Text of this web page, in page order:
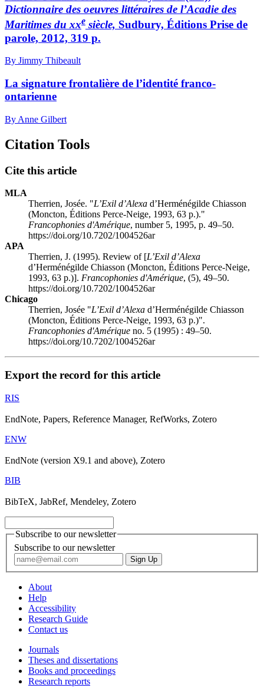
Dictionnaire des oeuvres littéraires de l’Acadie des
Maritimes duxxe siècle, Sudbury, Éditions Prise de
parole, 2012, 319 p.
By Jimmy Thibeault
La signature frontalière de l’identité franco-
ontarienne
By Anne Gilbert
Citation Tools
Cite this article
MLA
Therrien, Josée. "L’Exil d’Alexa d’Herménégilde Chiasson
(Moncton, Éditions Perce-Neige, 1993, 63 p.)."
Francophonies d'Amérique, number 5, 1995, p. 49–50.
https://doi.org/10.7202/1004526ar
APA
Therrien, J. (1995). Review of [L’Exil d’Alexa
d’Herménégilde Chiasson (Moncton, Éditions Perce-Neige,
1993, 63 p.)]. Francophonies d'Amérique, (5), 49–50.
https://doi.org/10.7202/1004526ar
Chicago
Therrien, Josée "L’Exil d’Alexa d’Herménégilde Chiasson
(Moncton, Éditions Perce-Neige, 1993, 63 p.)".
Francophonies d'Amérique no. 5 (1995) : 49–50.
https://doi.org/10.7202/1004526ar
Export the record for this article
RIS
EndNote, Papers, Reference Manager, RefWorks, Zotero
ENW
EndNote (version X9.1 and above), Zotero
BIB
BibTeX, JabRef, Mendeley, Zotero
Subscribe to our newsletter
Subscribe to our newsletter
About
Help
Accessibility
Research Guide
Contact us
Journals
Theses and dissertations
Books and proceedings
Research reports